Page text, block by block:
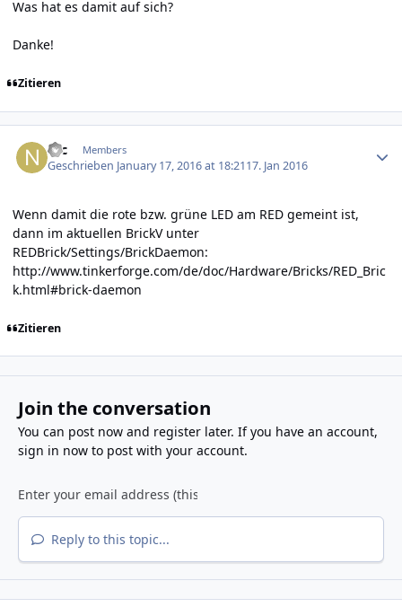
Was hat es damit auf sich?
Danke!
Zitieren
Nic Members
Geschrieben January 17, 2016 at 18:2117. Jan 2016
Wenn damit die rote bzw. grüne LED am RED gemeint ist,
dann im aktuellen BrickV unter
REDBrick/Settings/BrickDaemon:
http://www.tinkerforge.com/de/doc/Hardware/Bricks/RED_Bric
k.html#brick-daemon
Zitieren
Join the conversation
You can post now and register later. If you have an account,
sign in nowto post with your account.
Reply to this topic...